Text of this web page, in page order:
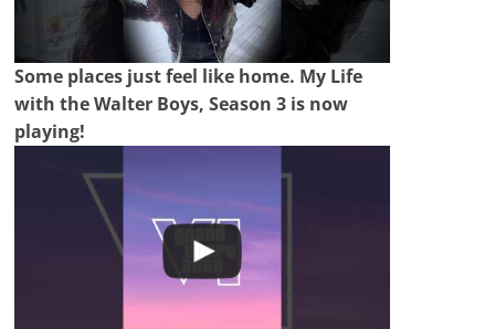
Some places just feel like home. My Life
with the Walter Boys, Season 3 is now
playing!